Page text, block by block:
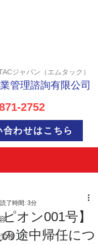
ジャパン（エムタック）
管理諮詢有限公司
2752
わせはこちら
務
オン001号】
途中帰任につ
読了時間: 3分